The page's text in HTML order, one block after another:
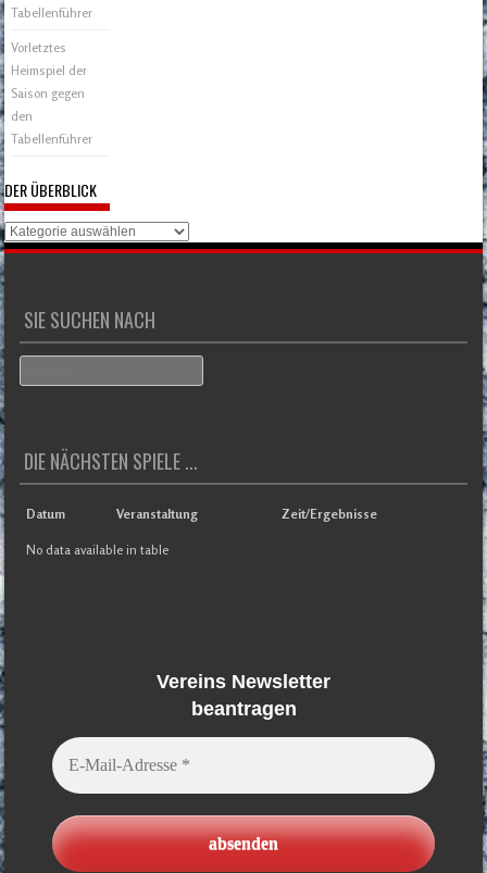
Tabellenführer
Vorletztes
Heimspiel der
Saison gegen
den
Tabellenführer
DER ÜBERBLICK
Der
Überblick
SIE SUCHEN NACH
DIE NÄCHSTEN SPIELE ...
Datum Veranstaltung Zeit/Ergebnisse
No data available in table
Vereins Newsletter
beantragen